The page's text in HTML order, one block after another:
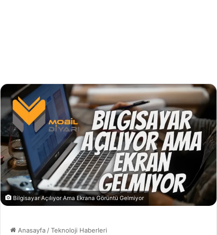
Bilgisayar Açılıyor Ama Ekrana Görüntü Gelmiyor
Anasayfa /Teknoloji Haberleri